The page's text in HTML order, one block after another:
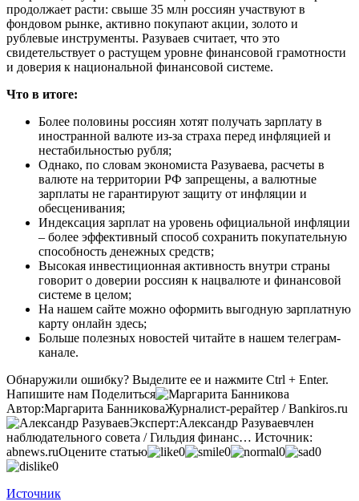
продолжает расти: свыше 35 млн россиян участвуют в
фондовом рынке, активно покупают акции, золото и
рублевые инструменты. Разуваев считает, что это
свидетельствует о растущем уровне финансовой грамотности
и доверия к национальной финансовой системе.
Что в итоге:
Более половины россиян хотят получать зарплату в
иностранной валюте из-за страха перед инфляцией и
нестабильностью рубля;
Однако, по словам экономиста Разуваева, расчеты в
валюте на территории РФ запрещены, а валютные
зарплаты не гарантируют защиту от инфляции и
обесценивания;
Индексация зарплат на уровень официальной инфляции
– более эффективный способ сохранить покупательную
способность денежных средств;
Высокая инвестиционная активность внутри страны
говорит о доверии россиян к нацвалюте и финансовой
системе в целом;
На нашем сайте можно оформить выгодную зарплатную
карту онлайн здесь;
Больше полезных новостей читайте в нашем телеграм-
канале.
Обнаружили ошибку? Выделите ее и нажмите Ctrl + Enter.
Напишите нам Поделиться
Автор:Маргарита БанниковаЖурналист-рерайтер / Bankiros.ru
Эксперт:Александр Разуваевчлен
наблюдательного совета / Гильдия финанс… Источник:
abnews.ruОцените статью 0 0 0
0
0
Источник